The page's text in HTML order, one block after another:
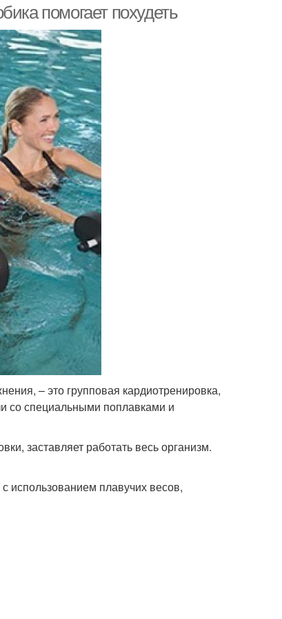
помогает похудеть
– это групповая кардиотренировка,
со специальными поплавками и
заставляет работать весь организм.
использованием плавучих весов,